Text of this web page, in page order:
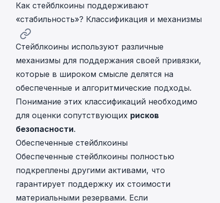
Как стейблкоины поддерживают
«стабильность»? Классификация и механизмы
Стейблкоины используют различные
механизмы для поддержания своей привязки,
которые в широком смысле делятся на
обеспеченные и алгоритмические подходы.
Понимание этих классификаций необходимо
для оценки сопутствующих рисков
безопасности.
Обеспеченные стейблкоины
Обеспеченные стейблкоины полностью
подкреплены другими активами, что
гарантирует поддержку их стоимости
материальными резервами. Если